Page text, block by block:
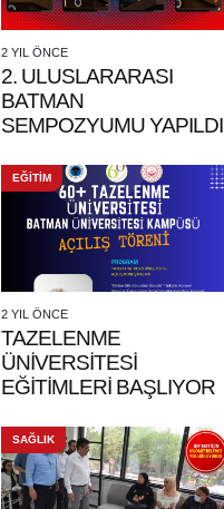
2 YIL ÖNCE
2. ULUSLARARASI
BATMAN
SEMPOZYUMU YAPILDI
EĞİTİM
2 YIL ÖNCE
TAZELENME
ÜNİVERSİTESİ
EĞİTİMLERİ BAŞLIYOR
SAĞLIK